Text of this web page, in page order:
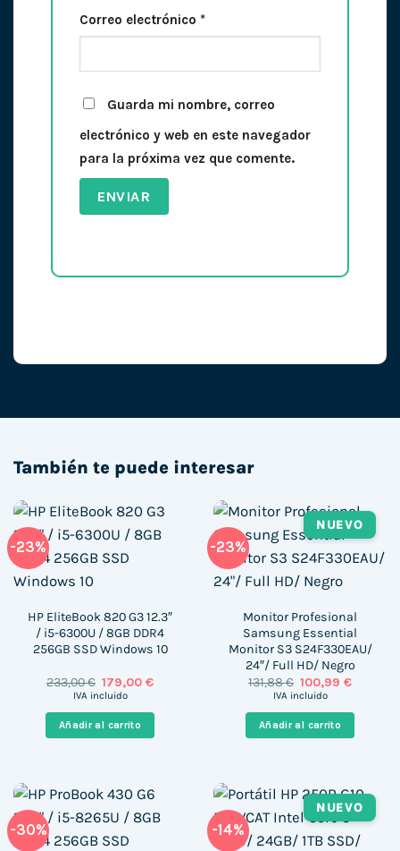
Correo electrónico *
Guarda mi nombre, correo
electrónico y web en este navegador
para la próxima vez que comente.
También te puede interesar
-23%
HP EliteBook 820 G3 12.3″
/ i5-6300U / 8GB DDR4
256GB SSD Windows 10
233,00€ El
precio
era:
233,00 €.
179,00€El
es:
IVA incluido
Añadir al carrito
-23%
NUEVO
Monitor Profesional
Samsung Essential
Monitor S3 S24F330EAU/
24″/ Full HD/ Negro
131,88€ El
precio
era:
131,88 €.
100,99€El
es:
IVA incluido
Añadir al carrito
-30% -14%
NUEVO